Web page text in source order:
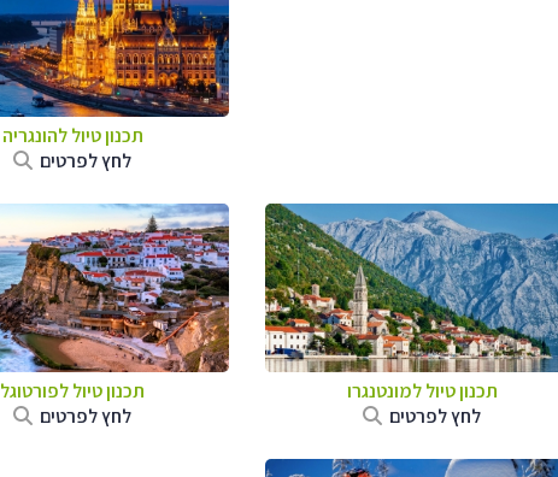
תכנון טיול להונגריה
לחץ לפרטים
תכנון טיול למונטנגרו
לחץ לפרטים
תכנון טיול לפורטוגל
לחץ לפרטים